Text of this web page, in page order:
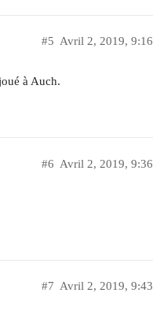
Avril 2, 2019, 9:16
#5
à Auch.
Avril 2, 2019, 9:36
#6
Avril 2, 2019, 9:43
#7